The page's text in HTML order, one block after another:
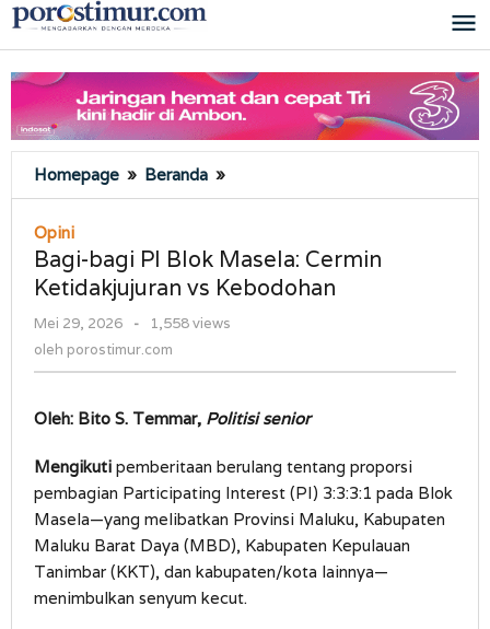
Lewati
ke
Homepage » Beranda »
bagi
Blok
Masela:
Cermin
Ketidakjujuran
Kebodohan
Opini
Bagi-bagi PI Blok Masela: Cermin
Ketidakjujuran vs Kebodohan
Mei 29, 2026
oleh
-
1,558 views
oleh porostimur.com
Oleh: Bito S. Temmar, Politisi senior
Mengikuti pemberitaan berulang tentang proporsi
pembagian Participating Interest (PI) 3:3:3:1 pada Blok
Masela—yang melibatkan Provinsi Maluku, Kabupaten
Maluku Barat Daya (MBD), Kabupaten Kepulauan
Tanimbar (KKT), dan kabupaten/kota lainnya—
menimbulkan senyum kecut.